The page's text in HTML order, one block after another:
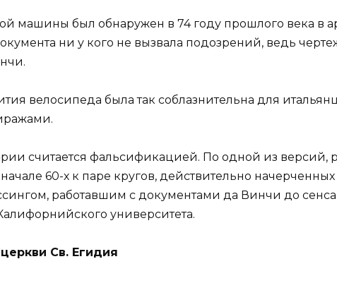
машины был обнаружен в 74 году прошлого века в
ни у кого не вызвала подозрений, ведь
велосипеда была так соблазнительна для
считается фальсификацией. По одной из версий,
60-х к паре кругов, действительно
работавшим с документами да Винчи до
университета.
Св. Егидия